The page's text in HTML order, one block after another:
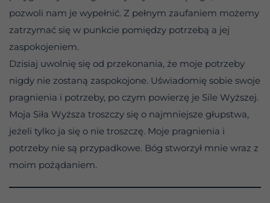
pozwoli nam je wypełnić. Z pełnym zaufaniem możemy
zatrzymać się w punkcie pomiędzy potrzebą a jej
zaspokojeniem.
Dzisiaj uwolnię się od przekonania, że moje potrzeby
nigdy nie zostaną zaspokojone. Uświadomię sobie swoje
pragnienia i potrzeby, po czym powierzę je Sile Wyższej.
Moja Siła Wyższa troszczy się o najmniejsze głupstwa,
jeżeli tylko ja się o nie troszczę. Moje pragnienia i
potrzeby nie są przypadkowe. Bóg stworzył mnie wraz z
moim pożądaniem.